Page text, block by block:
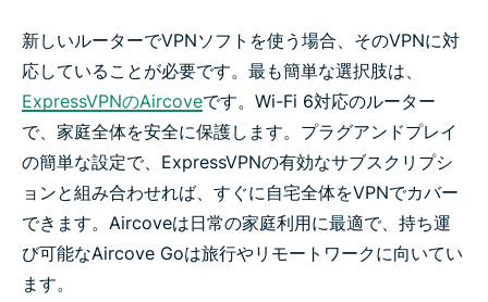
新しいルーターでVPNソフトを使う場合、そのVPNに対
応していることが必要です。最も簡単な選択肢は、
ExpressVPNのAircoveです。Wi-Fi 6対応のルーター
で、家庭全体を安全に保護します。プラグアンドプレイ
の簡単な設定で、ExpressVPNの有効なサブスクリプシ
ョンと組み合わせれば、すぐに自宅全体をVPNでカバー
できます。Aircoveは日常の家庭利用に最適で、持ち運
び可能なAircove Goは旅行やリモートワークに向いてい
ます。